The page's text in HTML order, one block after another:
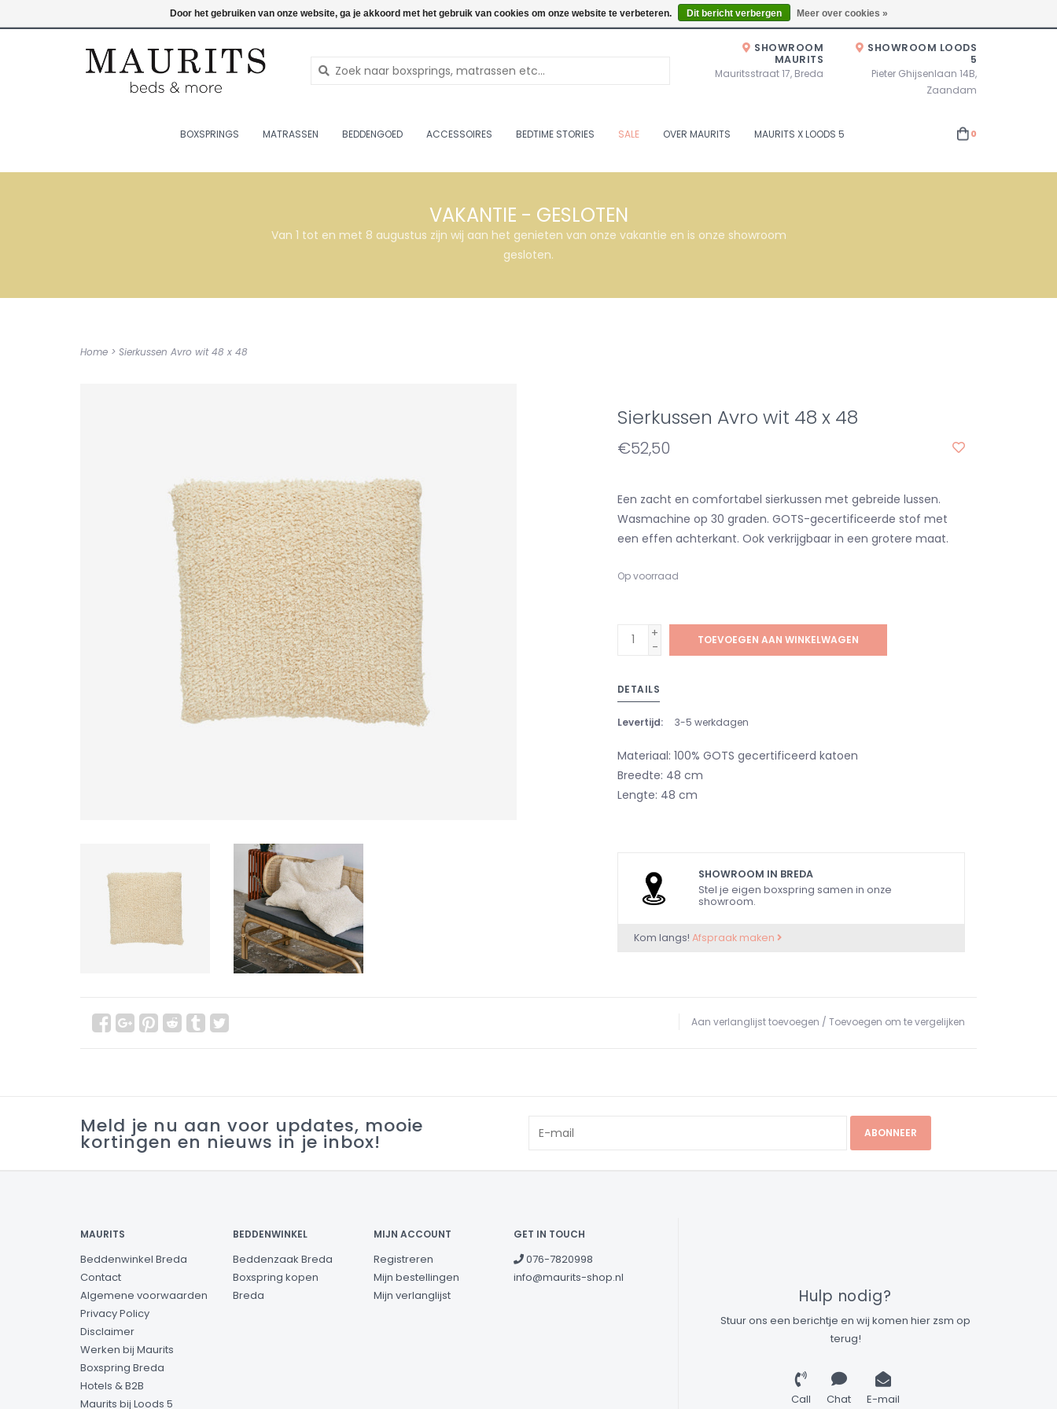
Inloggen Openingstijden: Vrijdag & Zaterdag 10.00u - 17.00u of op afspraak!
SHOWROOM
MAURITS
Mauritsstraat 17, Breda
SHOWROOM LOODS
5
Pieter Ghijsenlaan 14B,
Zaandam
BOXSPRINGS MATRASSEN BEDDENGOED ACCESSOIRES BEDTIME STORIES SALE OVER MAURITS MAURITS X LOODS 5 0
VAKANTIE - GESLOTEN
Van 1 tot en met 8 augustus zijn wij aan het genieten van onze vakantie en is onze showroom
gesloten.
Home > Sierkussen Avro wit 48 x 48
Sierkussen Avro wit 48 x 48
€52,50
Een zacht en comfortabel sierkussen met gebreide lussen.
Wasmachine op 30 graden. GOTS-gecertificeerde stof met
een effen achterkant. Ook verkrijgbaar in een grotere maat.
Op voorraad
+
-
TOEVOEGEN AAN WINKELWAGEN
DETAILS
Levertijd: 3-5 werkdagen
Materiaal: 100% GOTS gecertificeerd katoen
Breedte: 48 cm
Lengte: 48 cm
SHOWROOM IN BREDA
Stel je eigen boxspring samen in onze
showroom.
Kom langs! Afspraak maken
Aan verlanglijst toevoegen / Toevoegen om te vergelijken
Meld je nu aan voor updates, mooie
kortingen en nieuws in je inbox! ABONNEER
MAURITS
Beddenwinkel Breda
Contact
Algemene voorwaarden
Privacy Policy
Disclaimer
Werken bij Maurits
Boxspring Breda
Hotels & B2B
Maurits bij Loods 5
BEDDENWINKEL
Beddenzaak Breda
Boxspring kopen
Breda
MIJN ACCOUNT
Registreren
Mijn bestellingen
Mijn verlanglijst
GET IN TOUCH
076-7820998
info@maurits-shop.nl
Hulp nodig?
Stuur ons een berichtje en wij komen hier zsm op
terug!
Call Chat E-mail
Door het gebruiken van onze website, ga je akkoord met het gebruik van cookies om onze website te verbeteren. Dit bericht verbergen Meer over cookies »